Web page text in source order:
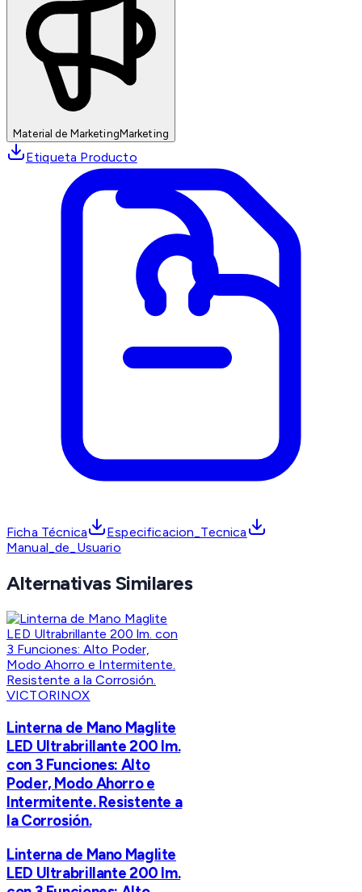
Material de MarketingMarketing
Etiqueta Producto
Ficha Técnica
Especificacion_Tecnica
Manual_de_Usuario
Alternativas Similares
VICTORINOX
Linterna de Mano Maglite
LED Ultrabrillante 200 lm.
con 3 Funciones: Alto
Poder, Modo Ahorro e
Intermitente. Resistente a
la Corrosión.
Linterna de Mano Maglite
LED Ultrabrillante 200 lm.